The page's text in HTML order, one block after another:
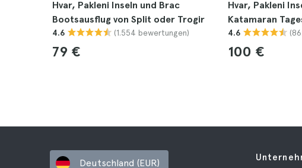
Hvar, Pakleni Inseln und Brac
Bootsausflug von Split oder Trogir
4.6 (1.554 bewertungen)
79 €
Hvar, Pakleni
Katamaran
4.6
100 €
Deutschland (EUR)